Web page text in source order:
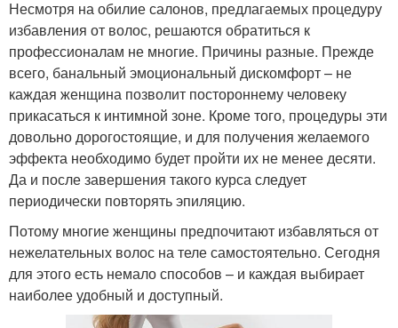
Несмотря на обилие салонов, предлагаемых процедуру
избавления от волос, решаются обратиться к
профессионалам не многие. Причины разные. Прежде
всего, банальный эмоциональный дискомфорт – не
каждая женщина позволит постороннему человеку
прикасаться к интимной зоне. Кроме того, процедуры эти
довольно дорогостоящие, и для получения желаемого
эффекта необходимо будет пройти их не менее десяти.
Да и после завершения такого курса следует
периодически повторять эпиляцию.
Потому многие женщины предпочитают избавляться от
нежелательных волос на теле самостоятельно. Сегодня
для этого есть немало способов – и каждая выбирает
наиболее удобный и доступный.